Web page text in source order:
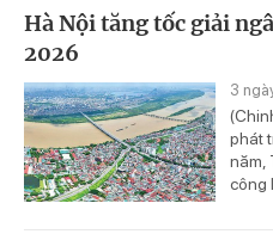
Hà Nội tăng tốc giải
2026
3
phát
năm,
công